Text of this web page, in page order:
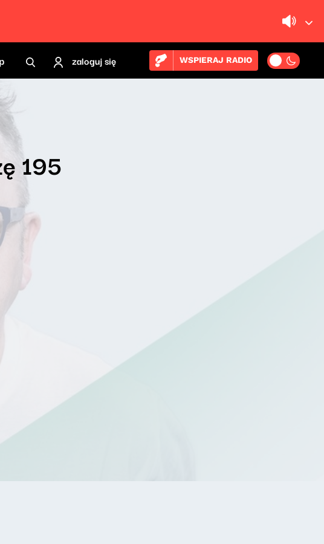
zaloguj się WSPIERAJ RADIO
195